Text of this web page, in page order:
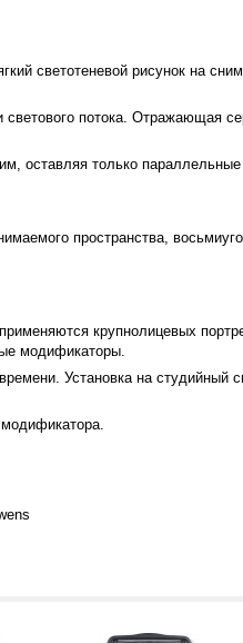
светотеневой рисунок на
потока. Отражающая
оставляя только
пространства,
крупнолицевых
модификаторы.
Установка на